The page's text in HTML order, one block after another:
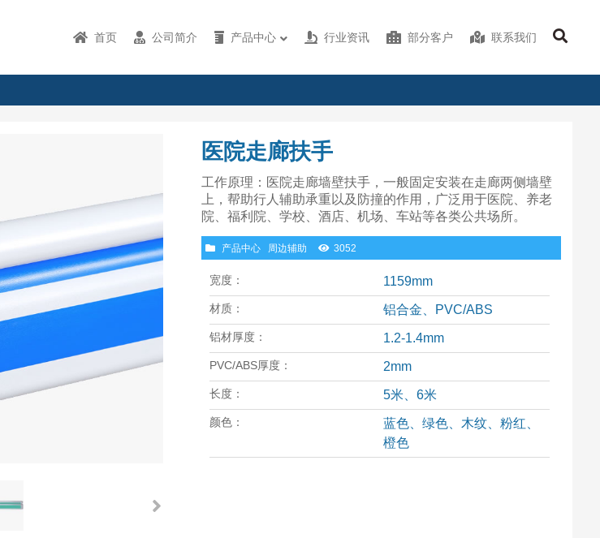
首页 公司简介 产品中心 行业资讯 部分客户 联系我们
医院走廊扶手
工作原理：医院走廊墙壁扶手，一般固定安装在走廊两侧墙壁
上，帮助行人辅助承重以及防撞的作用，广泛用于医院、养老
院、福利院、学校、酒店、机场、车站等各类公共场所。
产品中心 周边辅助 3052
宽度： 1159mm
材质： 铝合金、PVC/ABS
铝材厚度： 1.2-1.4mm
PVC/ABS厚度： 2mm
长度： 5米、6米
颜色：
蓝色、绿色、木纹、粉红、
橙色